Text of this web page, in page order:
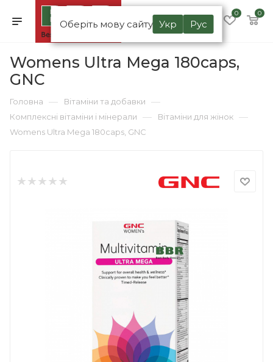
Оберіть мову сайту Укр Рус
0 0
Womens Ultra Mega 180caps,
GNC
Головна — Вітаміни та добавки —
Комплексні вітаміни і мінерали — Вітаміни для жінок —
Womens Ultra Mega 180caps, GNC